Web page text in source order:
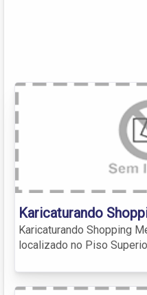
Karicaturando
Karicaturando Shopping
localizado no Piso